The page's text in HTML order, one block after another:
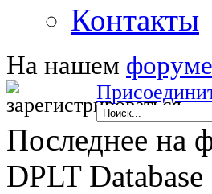
Контакты
На нашем форуме
Последнее на
DPLT